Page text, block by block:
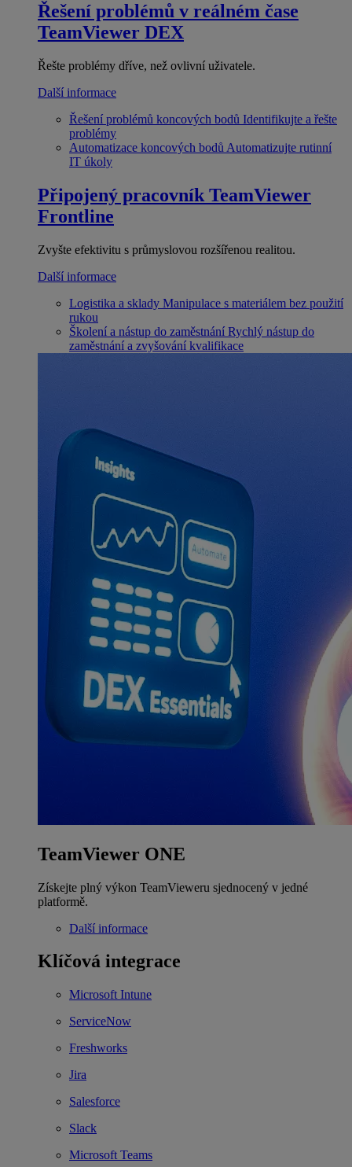
Řešení problémů v reálném čase
TeamViewer DEX
Řešte problémy dříve, než ovlivní uživatele.
Další informace
Řešení problémů koncových bodů Identifikujte a řešte
problémy
Automatizace koncových bodů Automatizujte rutinní
IT úkoly
Připojený pracovník TeamViewer
Frontline
Zvyšte efektivitu s průmyslovou rozšířenou realitou.
Další informace
Logistika a sklady Manipulace s materiálem bez použití
rukou
Školení a nástup do zaměstnání Rychlý nástup do
zaměstnání a zvyšování kvalifikace
TeamViewer ONE
Získejte plný výkon TeamVieweru sjednocený v jedné
platformě.
Další informace
Klíčová integrace
Microsoft Intune
ServiceNow
Freshworks
Jira
Salesforce
Slack
Microsoft Teams